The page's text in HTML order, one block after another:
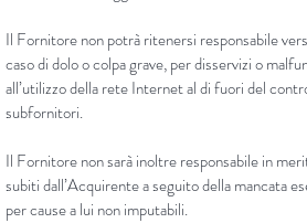
Il Fornitore non potrà ritenersi responsabile
caso di dolo o colpa grave, per disservizi o
all’utilizzo della rete Internet al di fuori del
subfornitori.
Il Fornitore non sarà inoltre responsabile in
subiti dall’Acquirente a seguito della mancata
per cause a lui non imputabili.